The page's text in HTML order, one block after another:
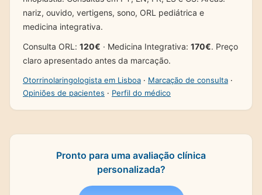
nariz, ouvido, vertigens, sono, ORL pediátrica e
medicina integrativa.
Consulta ORL: 120€ · Medicina Integrativa: 170€. Preço
claro apresentado antes da marcação.
Otorrinolaringologista em Lisboa · Marcação de consulta ·
Opiniões de pacientes · Perfil do médico
Pronto para uma avaliação clínica
personalizada?